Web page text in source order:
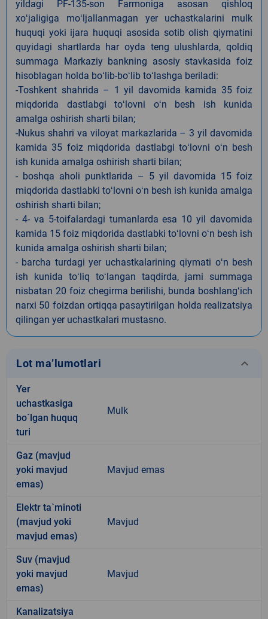
yildagi PF-135-son Farmoniga asosan qishloq
xoʻjaligiga moʻljallanmagan yer uchastkalarini mulk
huquqi yoki ijara huquqi asosida sotib olish qiymatini
quyidagi shartlarda har oyda teng ulushlarda, qoldiq
summaga Markaziy bankning asosiy stavkasida foiz
hisoblagan holda boʻlib-boʻlib toʻlashga beriladi:
-Toshkent shahrida – 1 yil davomida kamida 35 foiz
miqdorida dastlabgi toʻlovni oʻn besh ish kunida
amalga oshirish sharti bilan;
-Nukus shahri va viloyat markazlarida – 3 yil davomida
kamida 35 foiz miqdorida dastlabgi toʻlovni oʻn besh
ish kunida amalga oshirish sharti bilan;
- boshqa aholi punktlarida – 5 yil davomida 15 foiz
miqdorida dastlabki toʻlovni oʻn besh ish kunida amalga
oshirish sharti bilan;
- 4- va 5-toifalardagi tumanlarda esa 10 yil davomida
kamida 15 foiz miqdorida dastlabki toʻlovni oʻn besh ish
kunida amalga oshirish sharti bilan;
- barcha turdagi yer uchastkalarining qiymati oʻn besh
ish kunida toʻliq toʻlangan taqdirda, jami summaga
nisbatan 20 foiz chegirma berilishi, bunda boshlangʻich
narxi 50 foizdan ortiqqa pasaytirilgan holda realizatsiya
qilingan yer uchastkalari mustasno.
Lot ma’lumotlari keyboard_arrow_down
Yer
uchastkasiga
bo`lgan huquq
turi
Mulk
Gaz (mavjud
yoki mavjud
emas)
Mavjud emas
Elektr ta`minoti
(mavjud yoki
mavjud emas)
Mavjud
Suv (mavjud
yoki mavjud
emas)
Mavjud
Kanalizatsiya